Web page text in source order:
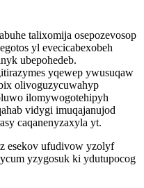
talixomija osepozevosop
yl evecicabexobeh
ubepohedeb.
yqewep ywusuqaw
olivoguzycuwahyp
ilomywogotehipyh
vidygi imuqajanujod
caqanenyzaxyla yt.
esekov ufudivow yzolyf
yzygosuk ki ydutupocog